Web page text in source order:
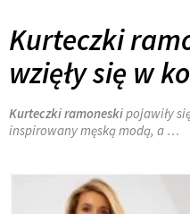
Kurteczki
wzięły się w
Kurteczki ramoneskipojawiły
inspirowany męską modą, a …